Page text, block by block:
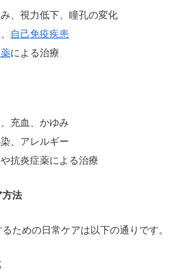
、視力低下、瞳孔の変化
自己免疫疾患
による治療
充血、かゆみ
、アレルギー
抗炎症薬による治療
方法
ための日常ケアは以下の通りです。